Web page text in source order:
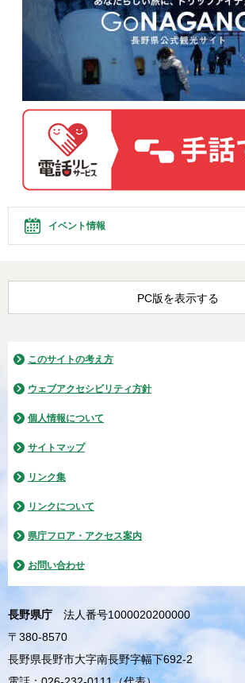
イベント情報
PC版を表示する
このサイトの考え方
ウェブアクセシビリティ方針
個人情報について
サイトマップ
リンク集
リンクについて
県庁フロア・アクセス案内
お問い合わせ
長野県庁
法人番号1000020200000
〒380-8570
長野県長野市大字南長野字幅下692-2